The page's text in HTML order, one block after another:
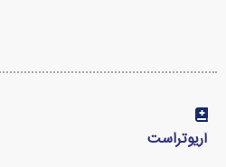
آریوتراست